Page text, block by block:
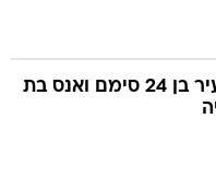
חשד: צעיר בן 24 סימם ואנס בת